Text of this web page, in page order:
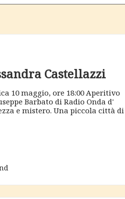
Castellazzi
10 maggio, ore 18:00 Aperitivo
Barbato di Radio Onda d'
e mistero. Una piccola città di